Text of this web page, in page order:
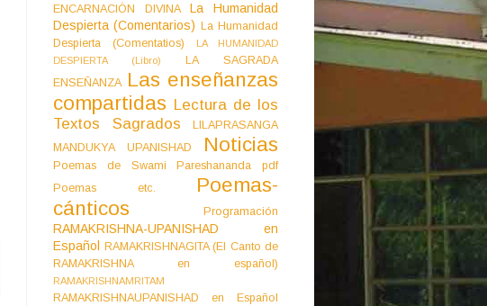
ENCARNACIÓN DIVINA
La Humanidad
Despierta (Comentarios)
La Humanidad
Despierta (Comentatios)
LA HUMANIDAD
DESPIERTA (Libro)
LA SAGRADA
ENSEÑANZA Las enseñanzas
compartidas Lectura de los
Textos Sagrados
LILAPRASANGA
MANDUKYA UPANISHAD
Noticias
Poemas de Swami Pareshananda pdf
Poemas etc.
Poemas-
cánticos
Programación
RAMAKRISHNA-UPANISHAD en
Español
RAMAKRISHNAGITA (El Canto de
RAMAKRISHNA en español)
RAMAKRISHNAMRITAM
RAMAKRISHNAUPANISHAD en Español